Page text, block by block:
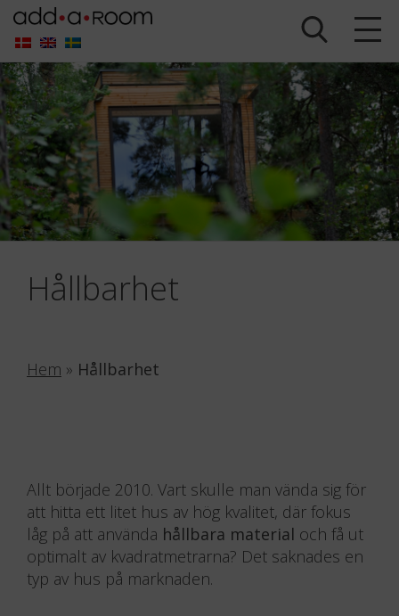
Hållbarhet
Hem » Hållbarhet
Allt började 2010. Vart skulle man vända sig för
att hitta ett litet hus av hög kvalitet, där fokus
låg på att använda hållbara material och få ut
optimalt av kvadratmetrarna? Det saknades en
typ av hus på marknaden.